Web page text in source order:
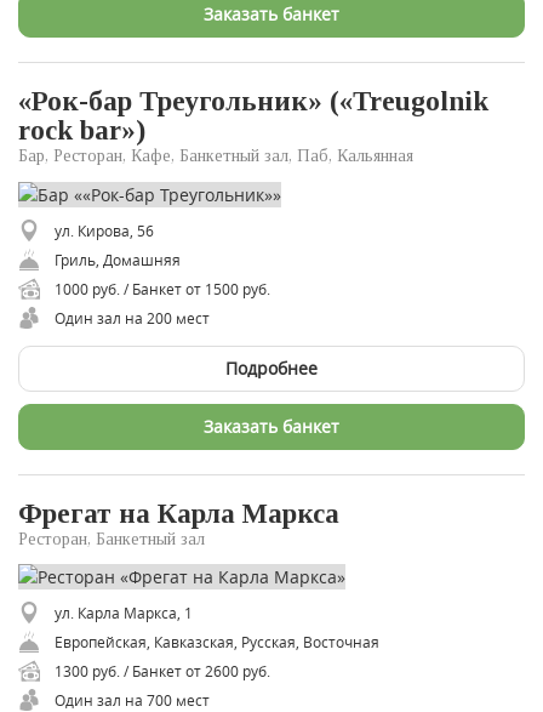
Заказать банкет
«Рок-бар Треугольник» («Treugolnik
rock bar»)
Бар, Ресторан, Кафе, Банкетный зал, Паб, Кальянная
ул. Кирова, 56
Гриль, Домашняя
1000 руб. / Банкет от 1500 руб.
Один зал на 200 мест
Подробнее
Заказать банкет
Фрегат на Карла Маркса
Ресторан, Банкетный зал
ул. Карла Маркса, 1
Европейская, Кавказская, Русская, Восточная
1300 руб. / Банкет от 2600 руб.
Один зал на 700 мест